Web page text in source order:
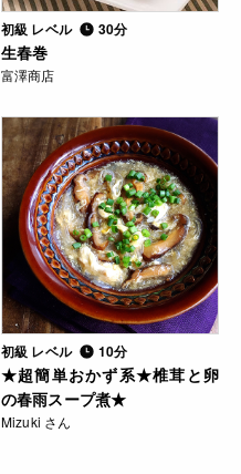
初級 レベル 30分
生春巻
富澤商店
初級 レベル 10分
★超簡単おかず系★椎茸と卵
の春雨スープ煮★
Mizuki さん